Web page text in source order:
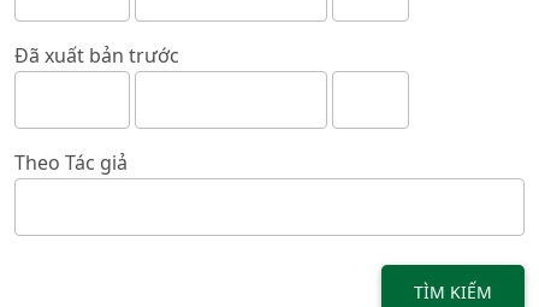
Đã xuất bản trước
Theo Tác giả
TÌM KIẾM